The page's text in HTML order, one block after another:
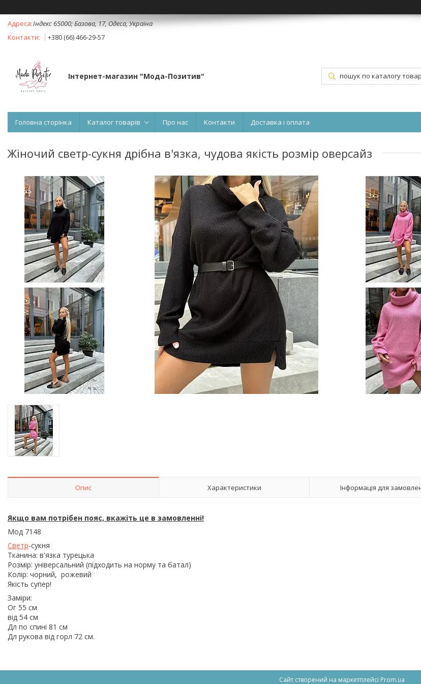
Індекс 65000; Базова, 17, Одеса, Україна
+380 (66) 466-29-57
Інтернет-магазин "Мода-Позитив"
Головна сторінка Каталог товарів Про нас Контакти Доставка і оплата
Жіночий светр-сукня дрібна в'язка, чудова якість розмір оверсайз
Опис Характеристики Інформація для
Якщо вам потрібен пояс, вкажіть це в замовленні!
Мод 7148
Светр-сукня
Тканина: в'язка турецька
Розмір: універсальний (підходить на норму та батал)
Колір: чорний, рожевий
Якість супер!
Заміри:
Ог 55 см
від 54 см
Дл по спині 81 см
Дл рукова від горл 72 см.
Сайт створений на маркетплейсі Prom.ua